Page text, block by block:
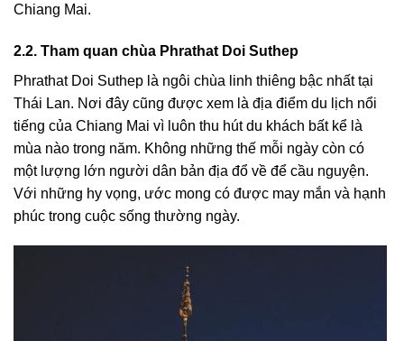
Chiang Mai.
2.2. Tham quan chùa Phrathat Doi Suthep
Phrathat Doi Suthep là ngôi chùa linh thiêng bậc nhất tại
Thái Lan. Nơi đây cũng được xem là địa điểm du lịch nổi
tiếng của Chiang Mai vì luôn thu hút du khách bất kể là
mùa nào trong năm. Không những thế mỗi ngày còn có
một lượng lớn người dân bản địa đổ về để cầu nguyện.
Với những hy vọng, ước mong có được may mắn và hạnh
phúc trong cuộc sống thường ngày.